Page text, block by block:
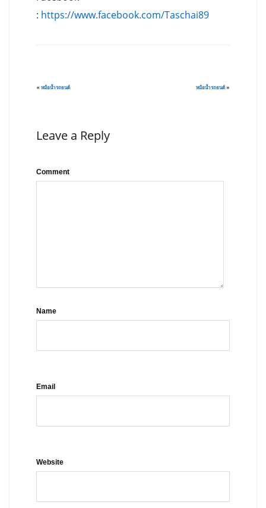
: https://www.facebook.com/Taschai89
« หม้อน้ำรถยนต์ หม้อน้ำรถยนต์ »
Leave a Reply
Comment
Name
Email
Website